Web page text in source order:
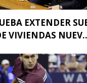
EXTENDER
VIVIENDAS